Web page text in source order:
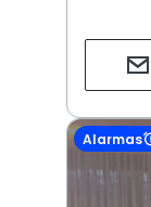
Alarmas